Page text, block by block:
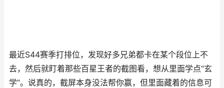
最近S44赛季打排位，发现好多兄弟都卡在某个段位上不
去，然后就盯着那些百星王者的截图看，想从里面学点“玄
学”。说真的，截屏本身没法帮你赢，但里面藏着的信息可